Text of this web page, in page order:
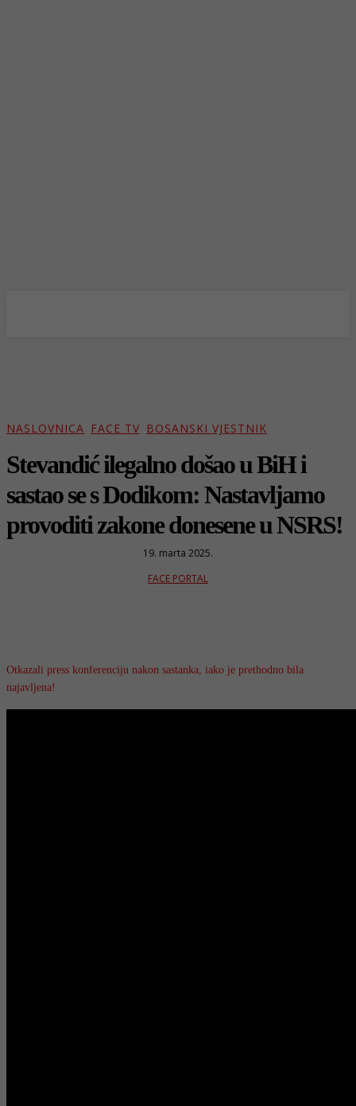
NASLOVNICA FACE TV BOSANSKI VJESTNIK
Stevandić ilegalno došao u BiH i
sastao se s Dodikom: Nastavljamo
provoditi zakone donesene u NSRS!
19. marta 2025.
FACE PORTAL
Otkazali press konferenciju nakon sastanka, iako je prethodno bila
najavljena!